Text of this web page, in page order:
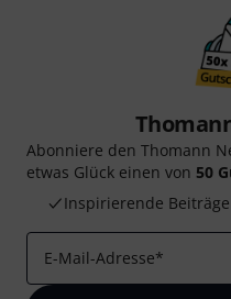
Abonniere den Thomann
etwas Glück einen von 50
Inspirierende Beiträge
E-Mail-Adresse*